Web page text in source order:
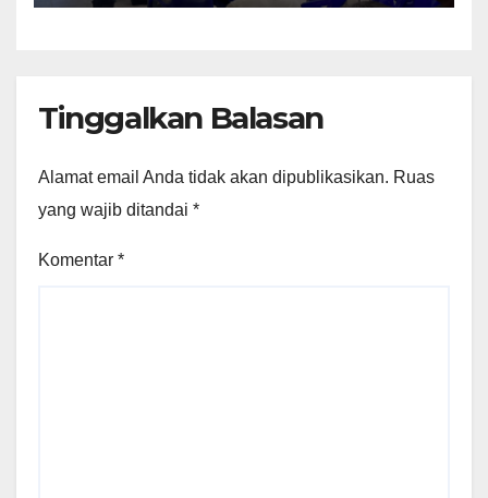
Tinggalkan Balasan
Alamat email Anda tidak akan dipublikasikan. Ruas
yang wajib ditandai *
Komentar *